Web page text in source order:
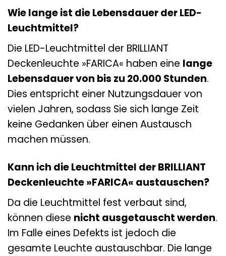
Wie lange ist die Lebensdauer der LED-
Leuchtmittel?
Die LED-Leuchtmittel der BRILLIANT
Deckenleuchte »FARICA« haben eine lange
Lebensdauer von bis zu 20.000 Stunden.
Dies entspricht einer Nutzungsdauer von
vielen Jahren, sodass Sie sich lange Zeit
keine Gedanken über einen Austausch
machen müssen.
Kann ich die Leuchtmittel der BRILLIANT
Deckenleuchte »FARICA« austauschen?
Da die Leuchtmittel fest verbaut sind,
können diese nicht ausgetauscht werden.
Im Falle eines Defekts ist jedoch die
gesamte Leuchte austauschbar. Die lange